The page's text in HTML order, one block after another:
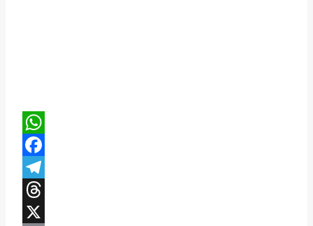
WhatsApp
Facebook
Telegram
Threads